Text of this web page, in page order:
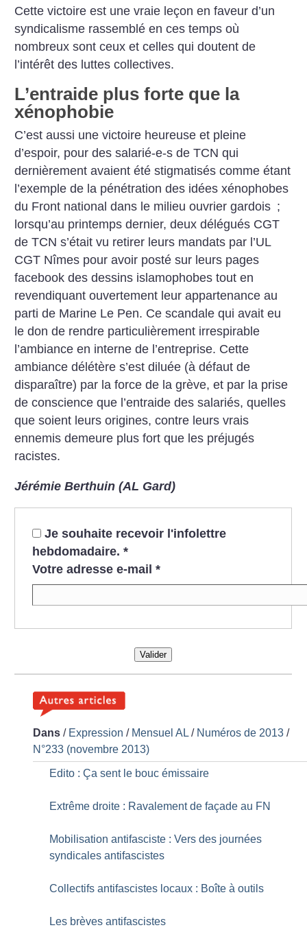
Cette victoire est une vraie leçon en faveur d’un
syndicalisme rassemblé en ces temps où
nombreux sont ceux et celles qui doutent de
l’intérêt des luttes collectives.
L’entraide plus forte que la
xénophobie
C’est aussi une victoire heureuse et pleine
d’espoir, pour des salarié-e-s de TCN qui
dernièrement avaient été stigmatisés comme étant
l’exemple de la pénétration des idées xénophobes
du Front national dans le milieu ouvrier gardois ;
lorsqu’au printemps dernier, deux délégués CGT
de TCN s’était vu retirer leurs mandats par l’UL
CGT Nîmes pour avoir posté sur leurs pages
facebook des dessins islamophobes tout en
revendiquant ouvertement leur appartenance au
parti de Marine Le Pen. Ce scandale qui avait eu
le don de rendre particulièrement irrespirable
l’ambiance en interne de l’entreprise. Cette
ambiance délétère s’est diluée (à défaut de
disparaître) par la force de la grève, et par la prise
de conscience que l’entraide des salariés, quelles
que soient leurs origines, contre leurs vrais
ennemis demeure plus fort que les préjugés
racistes.
Jérémie Berthuin (AL Gard)
Je souhaite recevoir l'infolettre
hebdomadaire. *
Votre adresse e-mail *
Valider
Dans / Expression / Mensuel AL / Numéros de 2013 /
N°233 (novembre 2013)
Edito : Ça sent le bouc émissaire
Extrême droite : Ravalement de façade au FN
Mobilisation antifasciste : Vers des journées
syndicales antifascistes
Collectifs antifascistes locaux : Boîte à outils
Les brèves antifascistes